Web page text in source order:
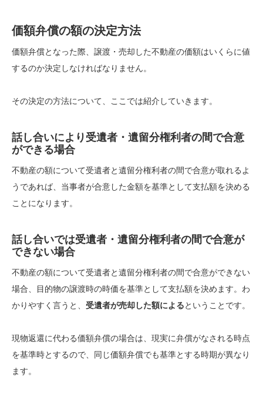
価額弁償の額の決定方法
価額弁償となった際、譲渡・売却した不動産の価額はいくらに値
するのか決定しなければなりません。
その決定の方法について、ここでは紹介していきます。
話し合いにより受遺者・遺留分権利者の間で合意
ができる場合
不動産の額について受遺者と遺留分権利者の間で合意が取れるよ
うであれば、当事者が合意した金額を基準として支払額を決める
ことになります。
話し合いでは受遺者・遺留分権利者の間で合意が
できない場合
不動産の額について受遺者と遺留分権利者の間で合意ができない
場合、目的物の譲渡時の時価を基準として支払額を決めます。 わ
かりやすく言うと、 受遺者が売却した額によるということです。
現物返還に代わる価額弁償の場合は、現実に弁償がなされる時点
を基準時とするので、同じ価額弁償でも基準とする時期が異なり
ます。